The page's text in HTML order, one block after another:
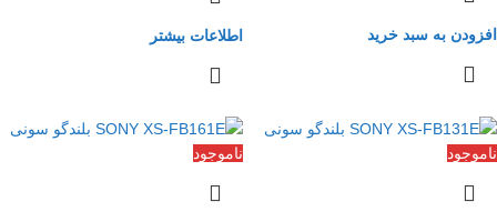
افزودن به سبد خرید اطلاعات بیشتر
ناموجود ناموجود